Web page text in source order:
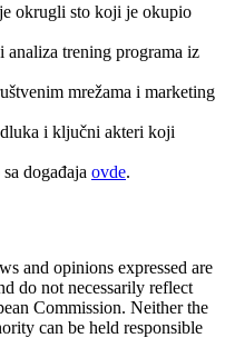
okrugli sto koji je okupio
trening programa iz
mrežama i marketing
i ključni akteri koji
događaja ovde.
and opinions expressed are
do not necessarily reflect
Commission. Neither the
can be held responsible